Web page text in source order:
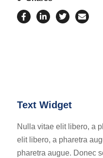
Text Widget
Nulla vitae elit libero, a
elit libero, a pharetra
pharetra augue. Donec